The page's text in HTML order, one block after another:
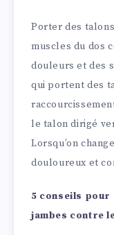
Porter des
muscles du dos
douleurs et des
qui portent des
le talon dirigé
Lorsqu’on
douloureux et
5 conseils
jambes contre